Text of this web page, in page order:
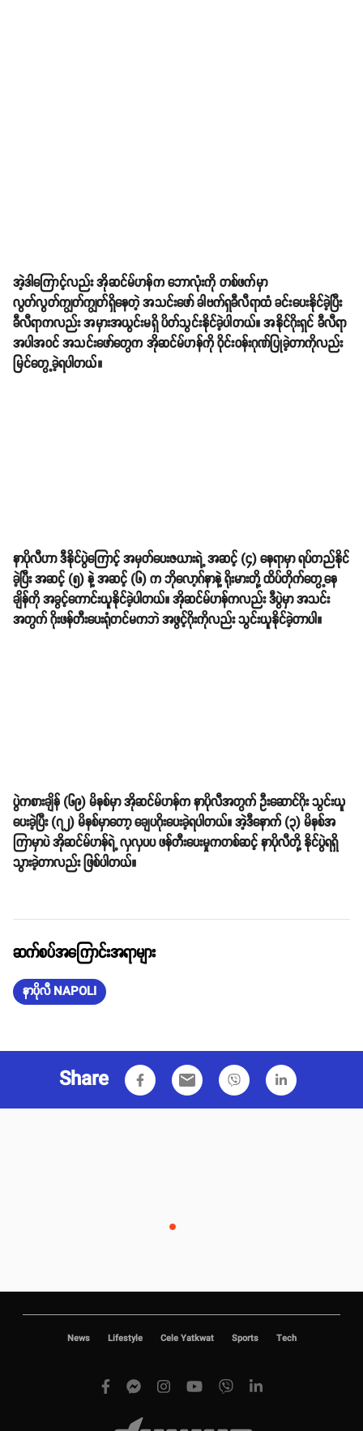
အဲ့ဒါကြောင့်လည်း အိုဆင်မ်ဟန်က ဘောလုံးကို တစ်ဖက်မှာ
လွတ်လွတ်ကျွတ်ကျွတ်​ရှိနေတဲ့ အသင်းဖော် ခါဗက်ရှခီလီရာထံ ခင်းပေးနိုင်ခဲ့ပြီး
ခီလီရာကလည်း အမှားအယွင်းမရှိ ပိတ်သွင်းနိုင်ခဲ့ပါတယ်။ အနိုင်ဂိုးရှင် ခီလီရာ
အပါအဝင် အသင်းဖော်တွေက အိုဆင်မ်ဟန်ကို ဝိုင်းဝန်းဂုဏ်ပြုခဲ့တာကိုလည်း
မြင်တွေ့ခဲ့ရပါတယ်။
နာပိုလီဟာ ဒီနိုင်ပွဲကြောင့် အမှတ်ပေးဇယားရဲ့ အဆင့် (၄) နေရာမှာ ရပ်တည်နိုင်
ခဲ့ပြီး အဆင့် (၅) နဲ့ အဆင့် (၆) က ဘိုလော့ဂ်နာနဲ့ ရိုးမားတို့ ထိပ်တိုက်တွေ့နေ
ချိန်ကို အခွင့်ကောင်းယူနိုင်ခဲ့ပါတယ်။ အိုဆင်မ်ဟန်ကလည်း ဒီပွဲမှာ အသင်း
အတွက် ဂိုးဖန်တီးပေးရုံတင်မကဘဲ အဖွင့်ဂိုးကိုလည်း သွင်းယူနိုင်ခဲ့တာပါ။
ပွဲကစားချိန် (၆၉) မိနစ်မှာ အိုဆင်မ်ဟန်က နာပိုလီအတွက် ဦးဆောင်ဂိုး သွင်းယူ
ပေးခဲ့ပြီး (၇၂) မိနစ်မှာတော့ ချေပဂိုးပေးခဲ့ရပါတယ်။ အဲ့ဒီနောက် (၃) မိနစ်အ
ကြာမှာပဲ အိုဆင်မ်ဟန်ရဲ့ လှလှပပ ဖန်တီးပေးမှုကတစ်ဆင့် နာပိုလီတို့ နိုင်ပွဲရရှိ
သွားခဲ့တာလည်း ဖြစ်ပါတယ်။
ဆက်စပ်အကြောင်းအရာများ
နာပိုလီ NAPOLI
Share email
News Lifestyle Cele Yatkwat Sports Tech